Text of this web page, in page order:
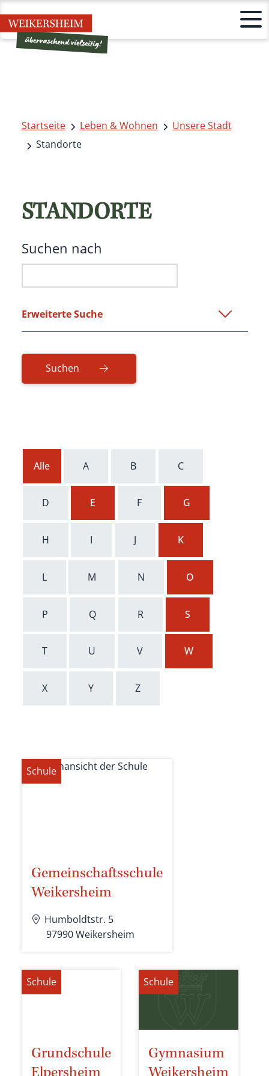
Startseite Leben & Wohnen
Unsere Stadt
Standorte
STANDORTE
Suchen nach
Erweiterte Suche
Alle A B C
D E F G
H I J K
L M N O
P Q R S
T U V W
X Y Z
Schule
Gemeinschaftsschule
Weikersheim
Humboldtstr. 5
97990 Weikersheim
Schule
Grundschule
Schule
Gymnasium